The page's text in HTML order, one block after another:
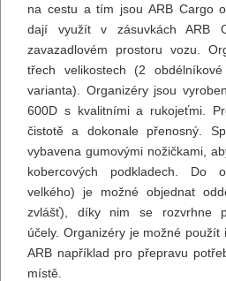
na cestu a tím jsou ARB Cargo
dají využít v zásuvkách ARB
zavazadlovém prostoru vozu.
třech velikostech (2
varianta). Organizéry jsou
600D s kvalitními a rukojeťmi.
čistotě a dokonale přenosný.
vybavena gumovými nožičkami,
kobercových podkladech. Do
velkého) je možné objednat
zvlášť), díky nim se rozvrhne
účely. Organizéry je možné použít
ARB například pro přepravu
místě.